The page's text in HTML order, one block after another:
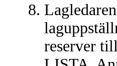
reserver